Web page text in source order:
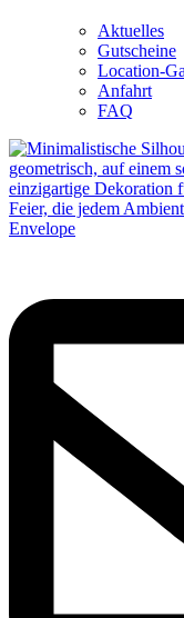
Aktuelles
Gutscheine
Location-
Anfahrt
FAQ
Envelope